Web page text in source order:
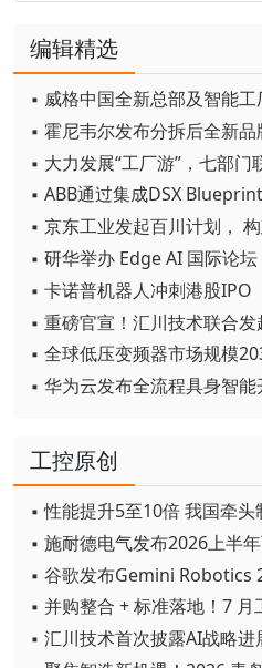
编辑精选
▪ 威格中国全新总部及智能工
▪ 大力发展“工厂游”，七部门
▪ 京东工业发起百川计划，
▪ 研华举办 Edge AI 国际论坛
▪ 卡诺普机器人冲刺港股IPO
▪ 全球低压变频器市场规模
▪ 华为云发布全流程具身智
工控原创
▪ 并购整合 + 标准落地！7